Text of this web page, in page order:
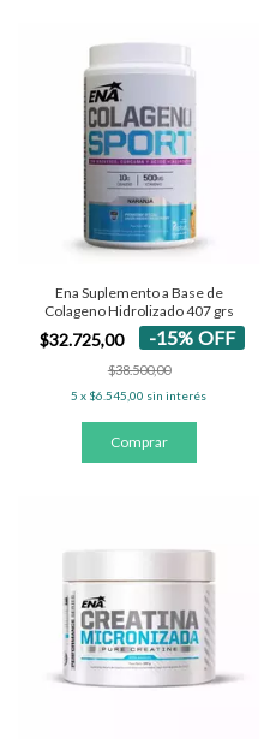
Ena Suplemento a Base de
Colageno Hidrolizado 407 grs
$32.725,00 -15%OFF
$38.500,00
5 x $6.545,00 sin interés